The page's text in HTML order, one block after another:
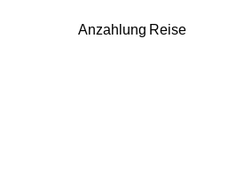
Anzahlung Reise